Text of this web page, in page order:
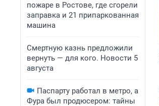
пожаре в Ростове, где сгорели
заправка и 21 припаркованная
машина
Смертную казнь предложили
вернуть — для кого. Новости 5
августа
Паспарту работал в метро, а
Фура был продюсером: тайны